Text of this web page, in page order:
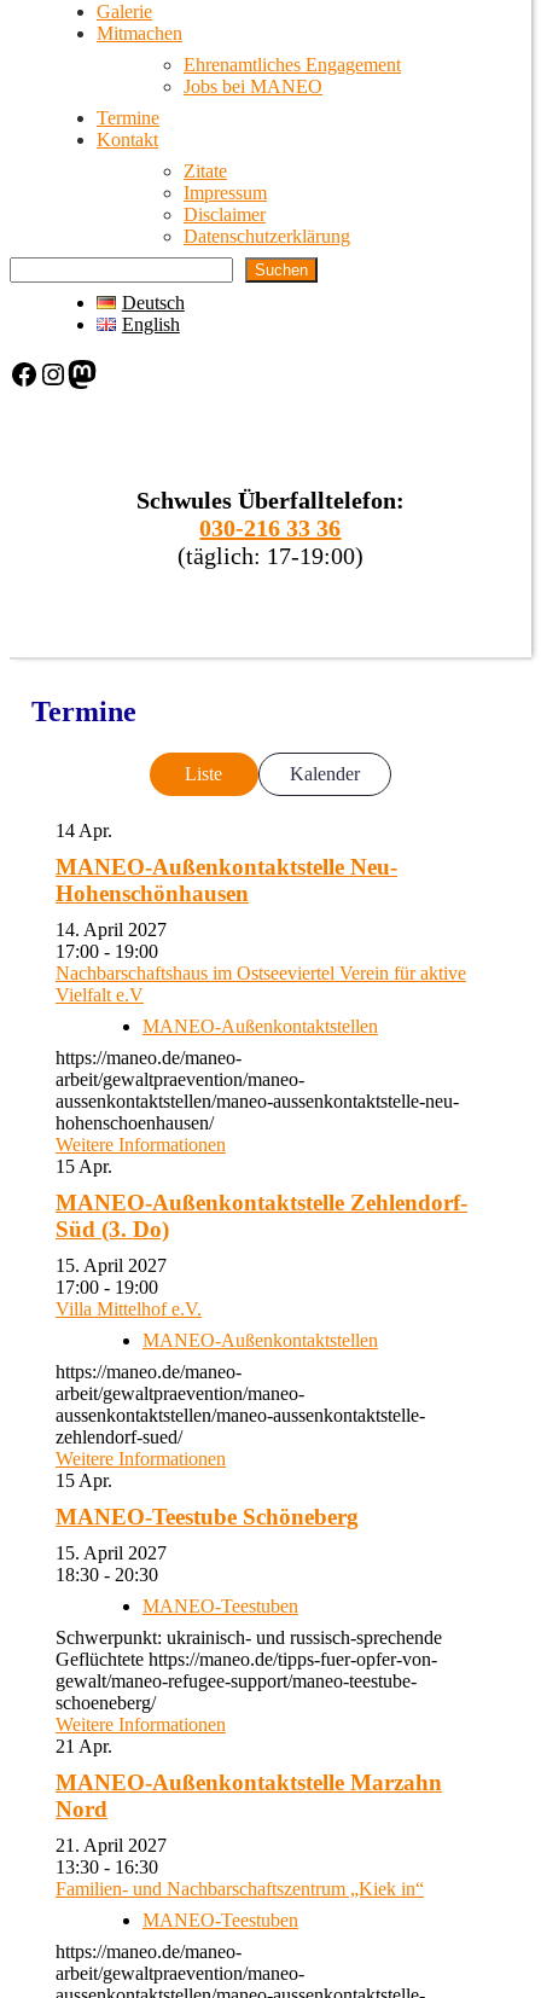
Galerie
Mitmachen
Ehrenamtliches Engagement
Jobs bei MANEO
Termine
Kontakt
Zitate
Impressum
Disclaimer
Datenschutzerklärung
Suchen
Deutsch
English
Facebook Instagram Mastodon
Schwules Überfalltelefon:
030-216 33 36
(täglich: 17-19:00)
Termine
Liste Kalender
14 Apr.
MANEO-Außenkontaktstelle Neu-
Hohenschönhausen
14. April 2027
17:00 - 19:00
Nachbarschaftshaus im Ostseeviertel Verein für aktive
Vielfalt e.V
MANEO-Außenkontaktstellen
https://maneo.de/maneo-
arbeit/gewaltpraevention/maneo-
aussenkontaktstellen/maneo-aussenkontaktstelle-neu-
hohenschoenhausen/
Weitere Informationen
15 Apr.
MANEO-Außenkontaktstelle Zehlendorf-
Süd (3. Do)
15. April 2027
17:00 - 19:00
Villa Mittelhof e.V.
MANEO-Außenkontaktstellen
https://maneo.de/maneo-
arbeit/gewaltpraevention/maneo-
aussenkontaktstellen/maneo-aussenkontaktstelle-
zehlendorf-sued/
Weitere Informationen
15 Apr.
MANEO-Teestube Schöneberg
15. April 2027
18:30 - 20:30
MANEO-Teestuben
Schwerpunkt: ukrainisch- und russisch-sprechende
Geflüchtete https://maneo.de/tipps-fuer-opfer-von-
gewalt/maneo-refugee-support/maneo-teestube-
schoeneberg/
Weitere Informationen
21 Apr.
MANEO-Außenkontaktstelle Marzahn
Nord
21. April 2027
13:30 - 16:30
Familien- und Nachbarschaftszentrum „Kiek in“
MANEO-Teestuben
https://maneo.de/maneo-
arbeit/gewaltpraevention/maneo-